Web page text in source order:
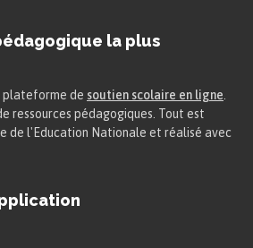
communs à
et aux
une dimension
se plaisent à toucher aux
du fond,
la plus
plateforme de soutien scolaire en ligne
ressources pédagogiques. Tout est
de l'Education Nationale et réalisé avec